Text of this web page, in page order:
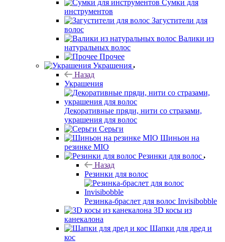
Сумки для
инструментов
Загустители для
волос
Валики из
натуральных волос
Прочее
Украшения
Назад
Украшения
Декоративные пряди, нити со стразами,
украшения для волос
Серьги
Шиньон на
резинке MIO
Резинки для волос
Назад
Резинки для волос
Резинка-браслет для волос Invisibobble
3D косы из
канекалона
Шапки для дред и
кос